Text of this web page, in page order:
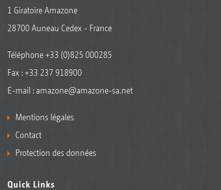
1 Giratoire Amazone
28700 Auneau Cedex - France
Téléphone+33 (0)825 000285
Fax : +33 237 918900
E-mail : amazone@amazone-sa.net
Mentions légales
Contact
Protection des données
Quick Links